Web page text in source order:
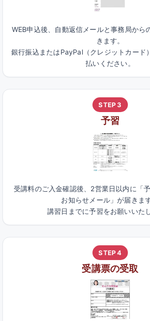
WEB申込後、自動返信メールと事務局から
きます。
銀行振込またはPayPal（クレジットカード
払いください。
STEP 3
予習
受講料のご入金確認後、2営業日以内に「
お知らせメール」が届きます
講習日までに予習をお願いいた
STEP 4
受講票の受取